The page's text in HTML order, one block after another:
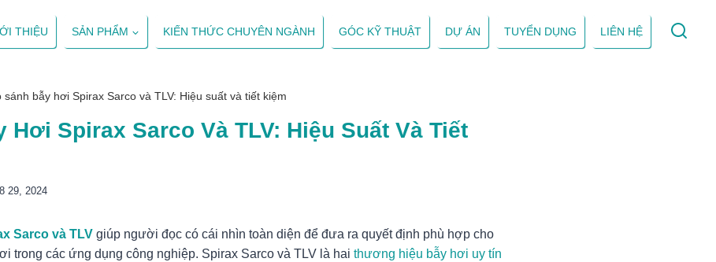
THIỆU SẢN PHẨM KIẾN THỨC CHUYÊN NGÀNH GÓC KỸ THUẬT DỰ ÁN TUYỂN DỤNG LIÊN HỆ
sánh bẫy hơi Spirax Sarco và TLV: Hiệu suất và tiết kiệm
Hơi Spirax Sarco Và TLV: Hiệu Suất Và Tiết
29, 2024
Sarco và TLV giúp người đọc có cái nhìn toàn diện để đưa ra quyết định phù hợp cho
trong các ứng dụng công nghiệp. Spirax Sarco và TLV là hai thương hiệu bẫy hơi uy tín